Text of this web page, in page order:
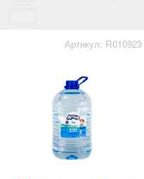
Артикул: R010923